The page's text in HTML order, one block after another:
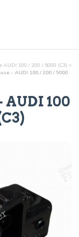
AUDI 100 / 200 / 5000 (C3) >
- AUDI 100 / 200 / 5000
AUDI 100